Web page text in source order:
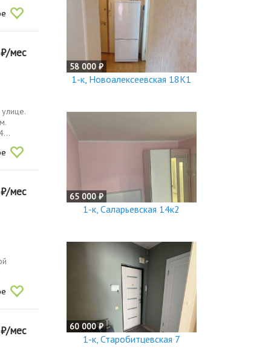
₽/мес
₽/мес
₽/мес
58 000 ₽
1-к, Новоалексеевская 18К1
65 000 ₽
1-к, Саларьевская 14к2
60 000 ₽
1-к, Старобитцевская 7